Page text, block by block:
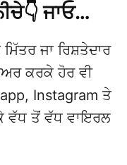
ਜਾਓ…
ਜਾ ਰਿਸ਼ਤੇਦਾਰ
ਕਰਕੇ ਹੋਰ ਵੀ
Instagram ਤੇ
ਵੱਧ ਤੋਂ ਵੱਧ ਵਾਇਰਲ